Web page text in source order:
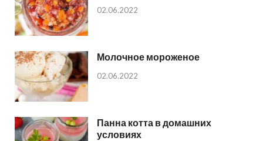
02.06.2022
Молочное мороженое
02.06.2022
Панна котта в домашних
условиях